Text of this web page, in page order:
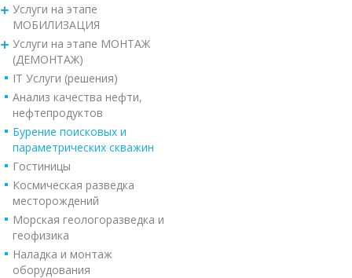
Услуги на этапе
МОБИЛИЗАЦИЯ
Услуги на этапе МОНТАЖ
(ДЕМОНТАЖ)
IT Услуги (решения)
Анализ качества нефти,
нефтепродуктов
Бурение поисковых и
параметрических скважин
Гостиницы
Космическая разведка
месторождений
Морская геологоразведка и
геофизика
Наладка и монтаж
оборудования